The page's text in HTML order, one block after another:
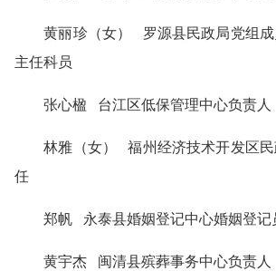
黄丽珍（女） 罗源县民政局党组成
主任科员
张心楹 台江区低保管理中心负责人
林雅（女） 福州经济技术开发区民
任
郑帆 永泰县婚姻登记中心婚姻登记
黄宇杰 闽清县殡葬事务中心负责人